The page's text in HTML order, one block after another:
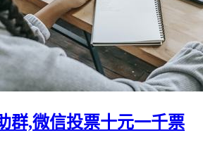
群,微信投票十元一千票